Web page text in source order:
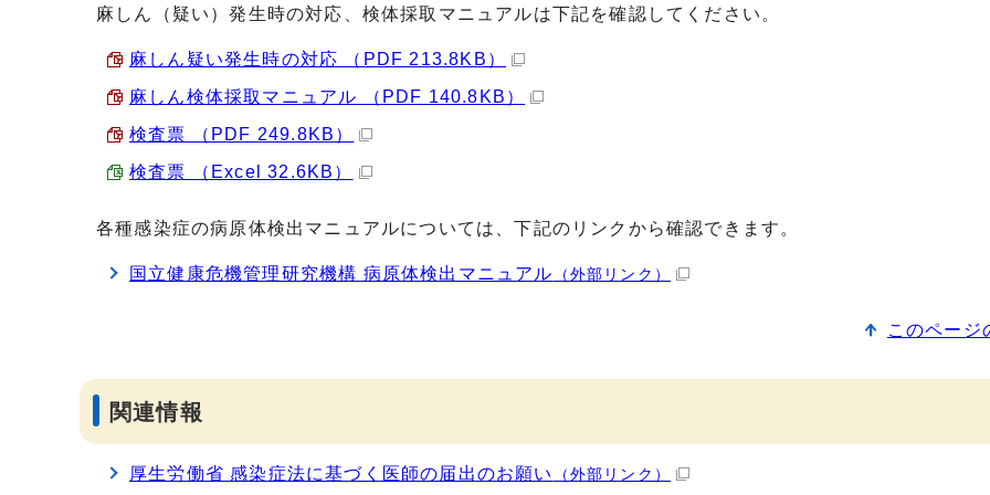
麻しん（疑い）発生時の対応、検体採取マニュアルは下記を確認してください。
麻しん疑い発生時の対応 （PDF 213.8KB）
麻しん検体採取マニュアル （PDF 140.8KB）
検査票 （PDF 249.8KB）
検査票 （Excel 32.6KB）
各種感染症の病原体検出マニュアルについては、下記のリンクから確認できます。
国立健康危機管理研究機構 病原体検出マニュアル （外部リンク）
このページ
関連情報
厚生労働省 感染症法に基づく医師の届出のお願い （外部リンク）